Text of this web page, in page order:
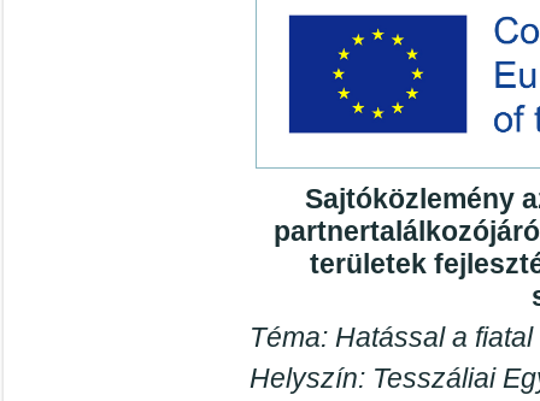
Sajtóközlemény
területek
Téma: Hatással a
Helyszín: Tesszáliai